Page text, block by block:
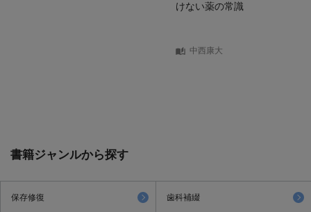
けない薬の常識
中西康大
書籍ジャンルから探す
保存修復 歯科補綴